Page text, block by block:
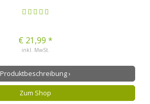
€ 21,99 *
inkl. MwSt.
Produktbeschreibung ›
Zum Shop